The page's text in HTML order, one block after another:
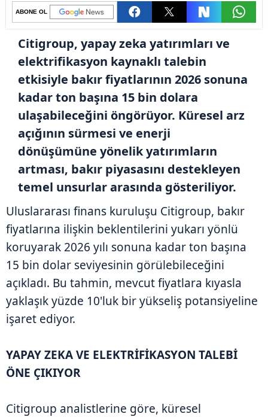
ABONE OL
Citigroup, yapay zeka yatırımları ve
elektrifikasyon kaynaklı talebin
etkisiyle bakır fiyatlarının 2026 sonuna
kadar ton başına 15 bin dolara
ulaşabileceğini öngörüyor. Küresel arz
açığının sürmesi ve enerji
dönüşümüne yönelik yatırımların
artması, bakır piyasasını destekleyen
temel unsurlar arasında gösteriliyor.
Uluslararası finans kuruluşu Citigroup, bakır
fiyatlarına ilişkin beklentilerini yukarı yönlü
koruyarak 2026 yılı sonuna kadar ton başına
15 bin dolar seviyesinin görülebileceğini
açıkladı. Bu tahmin, mevcut fiyatlara kıyasla
yaklaşık yüzde 10'luk bir yükseliş potansiyeline
işaret ediyor.
YAPAY ZEKA VE ELEKTRİFİKASYON TALEBİ
ÖNE ÇIKIYOR
Citigroup analistlerine göre, küresel